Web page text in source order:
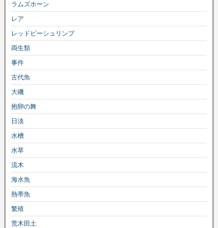
ラムズホーン
レア
レッドビーシュリンプ
両生類
事件
古代魚
大磯
抱卵の舞
日淡
水槽
水草
流木
海水魚
熱帯魚
繁殖
荒木田土